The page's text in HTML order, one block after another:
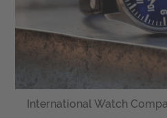
International Watch